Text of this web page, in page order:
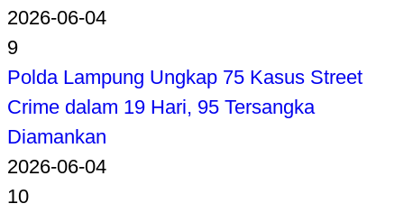
2026-06-04
9
Polda Lampung Ungkap 75 Kasus Street
Crime dalam 19 Hari, 95 Tersangka
Diamankan
2026-06-04
10